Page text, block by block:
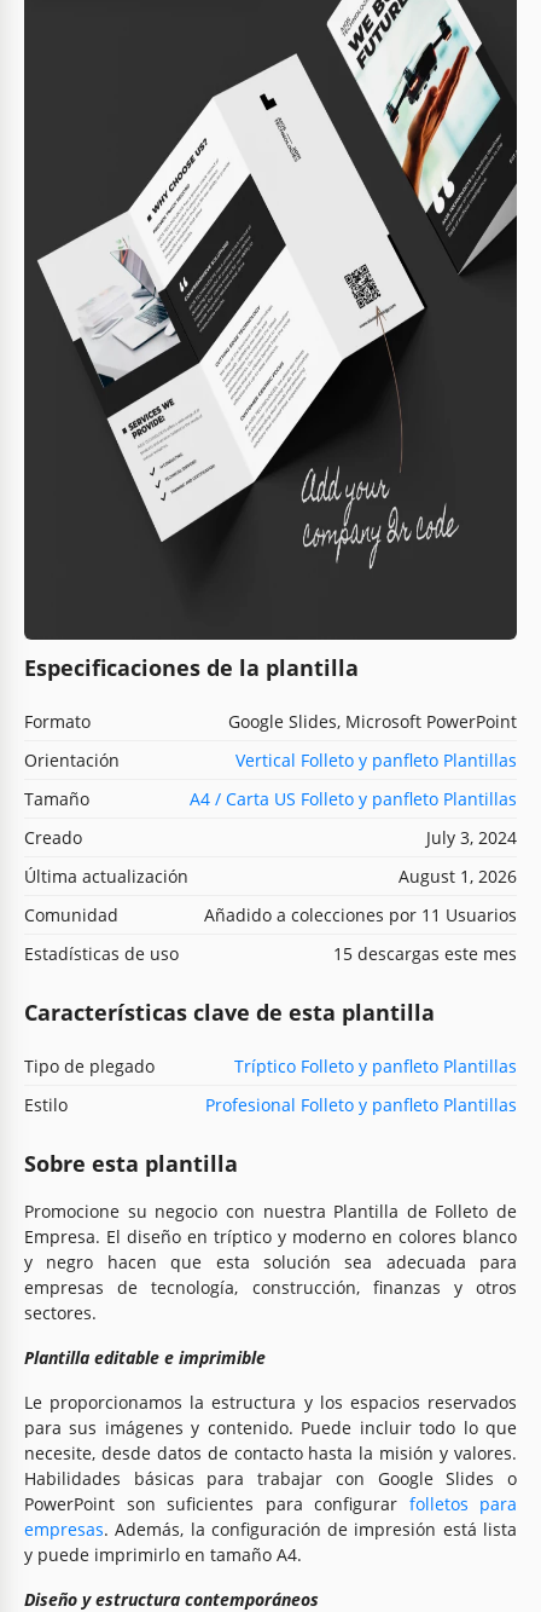
Especificaciones de la plantilla
Formato
Google Slides, Microsoft PowerPoint
Orientación
Vertical Folleto y panfleto Plantillas
Tamaño
A4 / Carta US Folleto y panfleto Plantillas
Creado
July 3, 2024
Última actualización
August 1, 2026
Comunidad
Añadido a colecciones por 11 Usuarios
Estadísticas de uso
15 descargas este mes
Características clave de esta plantilla
Tipo de plegado
Tríptico Folleto y panfleto Plantillas
Estilo
Profesional Folleto y panfleto Plantillas
Sobre esta plantilla
Promocione su negocio con nuestra Plantilla de Folleto de
Empresa. El diseño en tríptico y moderno en colores blanco
y negro hacen que esta solución sea adecuada para
empresas de tecnología, construcción, finanzas y otros
sectores.
Plantilla editable e imprimible
Le proporcionamos la estructura y los espacios reservados
para sus imágenes y contenido. Puede incluir todo lo que
necesite, desde datos de contacto hasta la misión y valores.
Habilidades básicas para trabajar con Google Slides o
PowerPoint son suficientes para configurar folletos para
empresas. Además, la configuración de impresión está lista
y puede imprimirlo en tamaño A4.
Diseño y estructura contemporáneos